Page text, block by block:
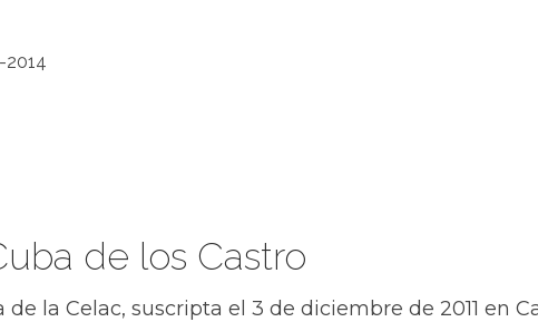
2014
de los Castro
la Celac, suscripta el 3 de diciembre de 2011 en